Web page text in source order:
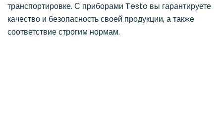
транспортировке. С приборами Testo вы гарантируете
качество и безопасность своей продукции, а также
соответствие строгим нормам.